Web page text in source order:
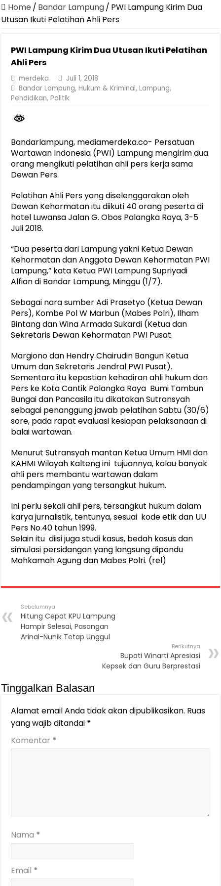
Pemprov Lampung Berhasil Kendalikan Inflasi, Jadi Provinsi
Dirut Jasa Raharja Dampingi Wamenhub Tinjau Penanganan
Pastikan Pelayanan Maksimal, Direksi Jasa Raharja Tinjau Korban
Dirut Jasa Raharja Dampingi Wamenhub Tinjau Penanganan
Jasa Raharja Jamin Seluruh Korban Kebakaran KM Mutiara
Gubernur Mirza Ajak IAI Darul Fattah Cetak SDM Adaptif
Home / Bandar Lampung/ PWI Lampung Kirim Dua
Utusan Ikuti Pelatihan Ahli Pers
PWI Lampung Kirim Dua Utusan Ikuti Pelatihan
Ahli Pers
merdeka
Juli 1, 2018
Bandar Lampung,Hukum & Kriminal,Lampung,
Pendidikan,Politik
Bandarlampung, mediamerdeka.co- Persatuan
Wartawan Indonesia (PWI) Lampung mengirim dua
orang mengikuti pelatihan ahli pers kerja sama
Dewan Pers.
Pelatihan Ahli Pers yang diselenggarakan oleh
Dewan Kehormatan itu diikuti 40 orang peserta di
hotel Luwansa Jalan G. Obos Palangka Raya, 3-5
Juli 2018.
“Dua peserta dari Lampung yakni Ketua Dewan
Kehormatan dan Anggota Dewan Kehormatan PWI
Lampung,” kata Ketua PWI Lampung Supriyadi
Alfian di Bandar Lampung, Minggu (1/7).
Sebagai nara sumber Adi Prasetyo (Ketua Dewan
Pers), Kombe Pol W Marbun (Mabes Polri), Ilham
Bintang dan Wina Armada Sukardi (Ketua dan
Sekretaris Dewan Kehormatan PWI Pusat.
Margiono dan Hendry Chairudin Bangun Ketua
Umum dan Sekretaris Jendral PWI Pusat).
Sementara itu kepastian kehadiran ahli hukum dan
Pers ke Kota Cantik Palangka Raya Bumi Tambun
Bungai dan Pancasila itu dikatakan Sutransyah
sebagai penanggung jawab pelatihan Sabtu (30/6)
sore, pada rapat evaluasi kesiapan pelaksanaan di
balai wartawan.
Menurut Sutransyah mantan Ketua Umum HMI dan
KAHMI Wilayah Kalteng ini tujuannya, kalau banyak
ahli pers membantu wartawan dalam
pendampingan yang tersangkut hukum.
Ini perlu sekali ahli pers, tersangkut hukum dalam
karya jurnalistik, tentunya, sesuai kode etik dan UU
Pers No.40 tahun 1999.
Selain itu diisi juga studi kasus, bedah kasus dan
simulasi persidangan yang langsung dipandu
Mahkamah Agung dan Mabes Polri. (rel)
Sebelumnya
Hitung Cepat KPU Lampung
Hampir Selesai, Pasangan
Arinal-Nunik Tetap Unggul
Berikutnya
Bupati Winarti Apresiasi
Kepsek dan Guru Berprestasi
Tinggalkan Balasan
Alamat email Anda tidak akan dipublikasikan. Ruas
yang wajib ditandai *
Komentar *
Nama *
Email *